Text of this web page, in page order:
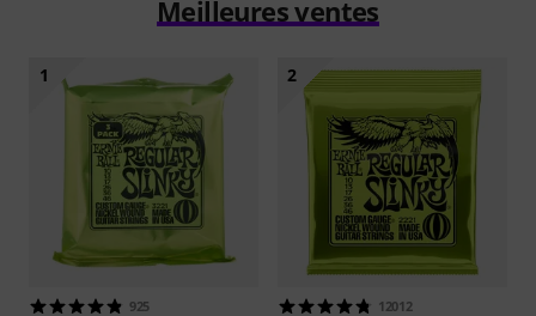
Meilleures ventes
1
925
2
12012